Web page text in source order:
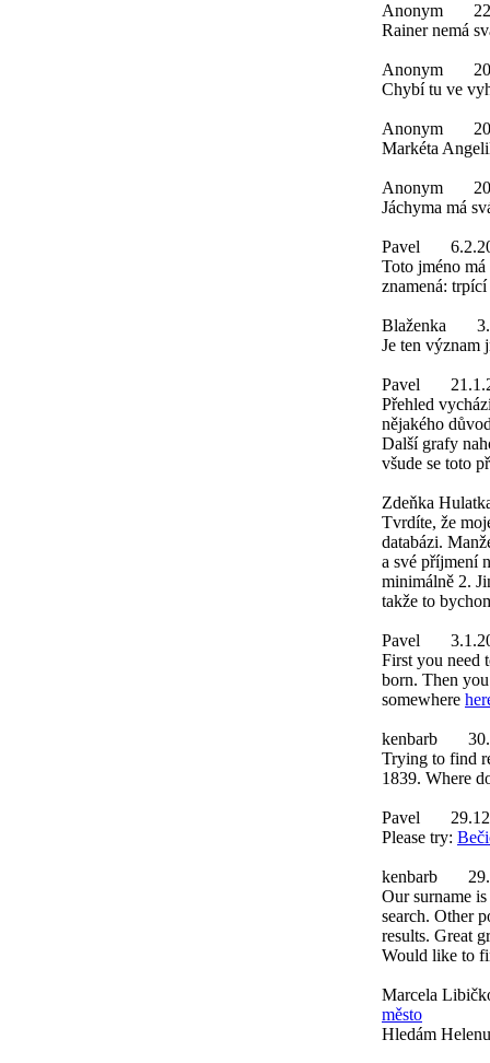
Anonym
Rainer nemá
Anonym
Chybí tu ve
Anonym
Markéta
Anonym
Jáchyma má
Pavel
Toto jméno
znamená:
Blaženka
Je ten význam
Pavel
Přehled
nějakého
Další grafy
všude se toto
Zdeňka
Tvrdíte, že
databázi.
a své příjmení
minimálně 2.
takže to
Pavel
First you need
born. Then
somewhere
kenbarb
Trying to find
1839. Where
Pavel
Please try:
kenbarb
Our surname
search. Other
results. Great
Would like to
Marcela
město
Hledám